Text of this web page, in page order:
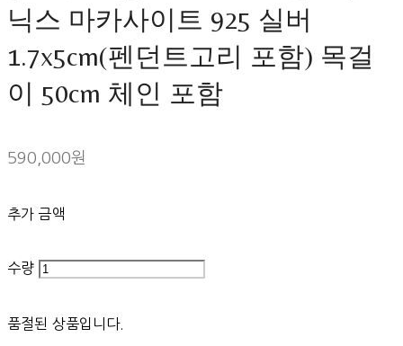
닉스 마카사이트 925 실버
1.7x5cm(펜던트고리 포함) 목걸
이 50cm 체인 포함
590,000원
추가 금액
수량
품절된 상품입니다.